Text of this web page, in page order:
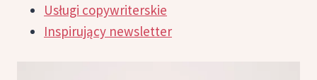
Usługi copywriterskie
Inspirujący newsletter